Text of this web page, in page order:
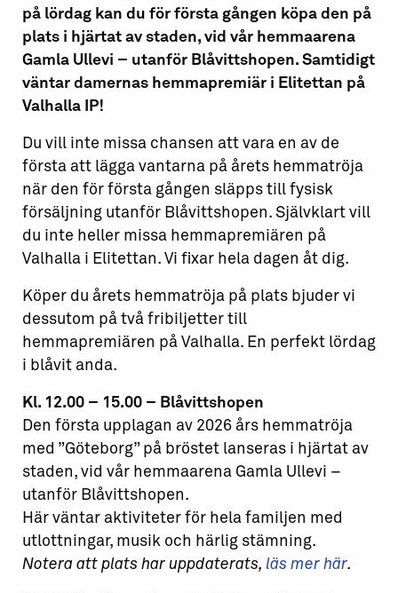
på lördag kan du för första gången köpa den på
plats i hjärtat av staden, vid vår hemmaarena
Gamla Ullevi – utanför Blåvittshopen. Samtidigt
väntar damernas hemmapremiär i Elitettan på
Valhalla IP!
Du vill inte missa chansen att vara en av de
första att lägga vantarna på årets hemmatröja
när den för första gången släpps till fysisk
försäljning utanför Blåvittshopen. Självklart vill
du inte heller missa hemmapremiären på
Valhalla i Elitettan. Vi fixar hela dagen åt dig.
Köper du årets hemmatröja på plats bjuder vi
dessutom på två fribiljetter till
hemmapremiären på Valhalla. En perfekt lördag
i blåvit anda.
Kl. 12.00 – 15.00 – Blåvittshopen
Den första upplagan av 2026 års hemmatröja
med ”Göteborg” på bröstet lanseras i hjärtat av
staden, vid vår hemmaarena Gamla Ullevi –
utanför Blåvittshopen.
Här väntar aktiviteter för hela familjen med
utlottningar, musik och härlig stämning.
Notera att plats har uppdaterats, läs mer här.